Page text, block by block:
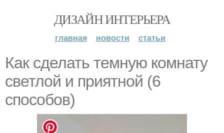
ДИЗАЙН ИНТЕРЬЕРА
главная новости статьи
Как сделать темную комнату
светлой и приятной (6
способов)